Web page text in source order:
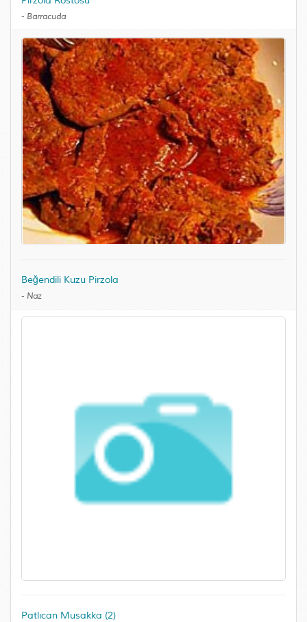
- Barracuda
Beğendili Kuzu Pirzola
- Naz
Patlıcan Musakka (2)